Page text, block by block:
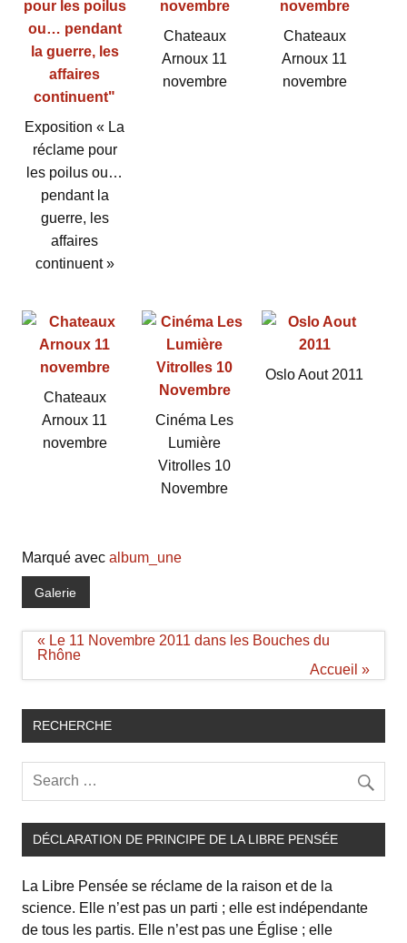
Exposition « La
réclame pour
les poilus ou…
pendant la
guerre, les
affaires
continuent »
Chateaux
Arnoux 11
novembre
Chateaux
Arnoux 11
novembre
Chateaux
Arnoux 11
novembre
Cinéma Les
Lumière
Vitrolles 10
Novembre
Oslo Aout 2011
Marqué avec album_une
Galerie
Navigation
de
« Le 11 Novembre 2011 dans les Bouches du
Rhône
Accueil »
RECHERCHE
DÉCLARATION DE PRINCIPE DE LA LIBRE PENSÉE
La Libre Pensée se réclame de la raison et de la
science. Elle n’est pas un parti ; elle est indépendante
de tous les partis. Elle n’est pas une Église ; elle